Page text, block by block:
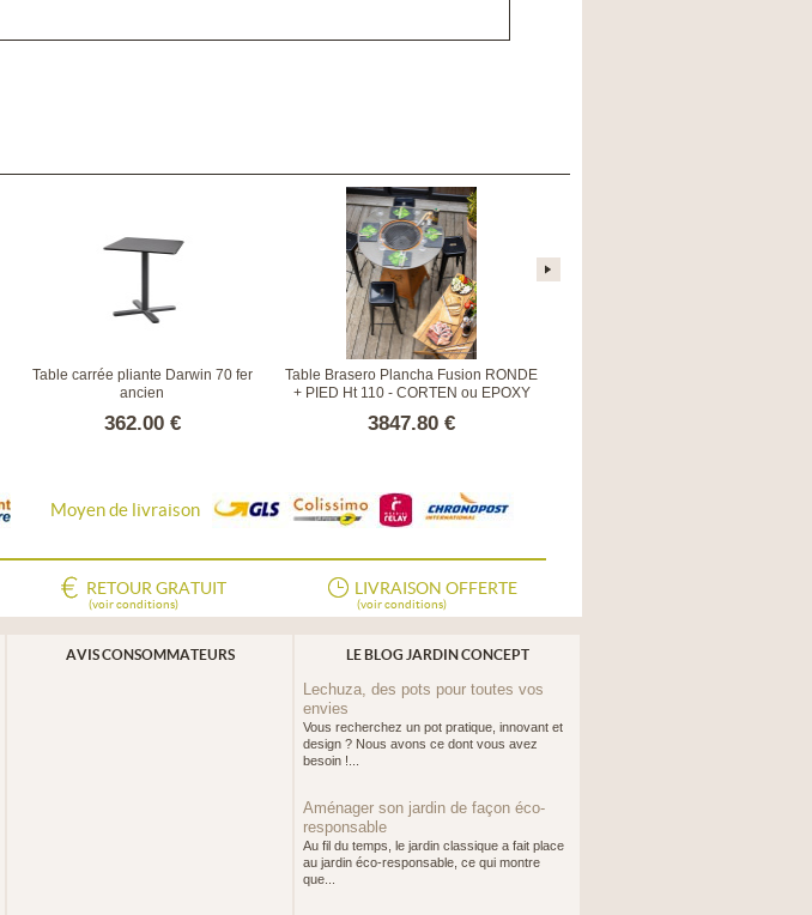
Table carrée pliante Darwin 70 fer
ancien
362.00 €
Table Brasero Plancha Fusion RONDE
+ PIED Ht 110 - CORTEN ou EPOXY
3847.80 €
Moyen de livraison
RETOUR GRATUIT
(voir conditions)
LIVRAISON OFFERTE
(voir conditions)
AVIS CONSOMMATEURS LE BLOG JARDIN CONCEPT
Lechuza, des pots pour toutes vos
envies
Vous recherchez un pot pratique, innovant et
design ? Nous avons ce dont vous avez
besoin !...
Aménager son jardin de façon éco-
responsable
Au fil du temps, le jardin classique a fait place
au jardin éco-responsable, ce qui montre
que...